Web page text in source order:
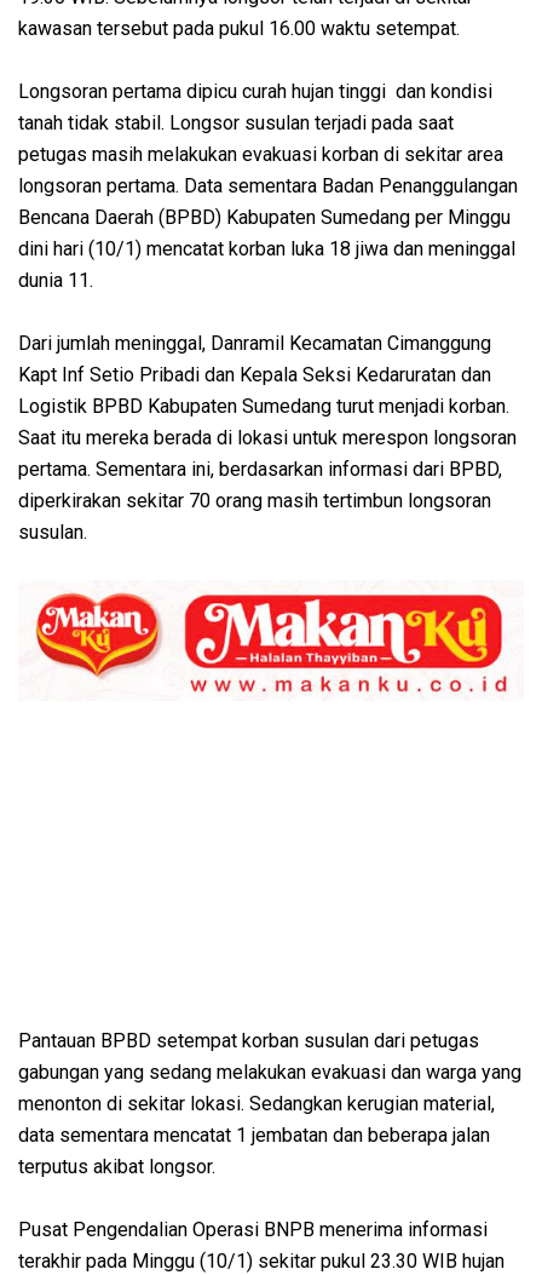
kawasan tersebut pada pukul 16.00 waktu setempat.
Longsoran pertama dipicu curah hujan tinggi dan kondisi
tanah tidak stabil. Longsor susulan terjadi pada saat
petugas masih melakukan evakuasi korban di sekitar area
longsoran pertama. Data sementara Badan Penanggulangan
Bencana Daerah (BPBD) Kabupaten Sumedang per Minggu
dini hari (10/1) mencatat korban luka 18 jiwa dan meninggal
dunia 11.
Dari jumlah meninggal, Danramil Kecamatan Cimanggung
Kapt Inf Setio Pribadi dan Kepala Seksi Kedaruratan dan
Logistik BPBD Kabupaten Sumedang turut menjadi korban.
Saat itu mereka berada di lokasi untuk merespon longsoran
pertama. Sementara ini, berdasarkan informasi dari BPBD,
diperkirakan sekitar 70 orang masih tertimbun longsoran
susulan.
Pantauan BPBD setempat korban susulan dari petugas
gabungan yang sedang melakukan evakuasi dan warga yang
menonton di sekitar lokasi. Sedangkan kerugian material,
data sementara mencatat 1 jembatan dan beberapa jalan
terputus akibat longsor.
Pusat Pengendalian Operasi BNPB menerima informasi
terakhir pada Minggu (10/1) sekitar pukul 23.30 WIB hujan